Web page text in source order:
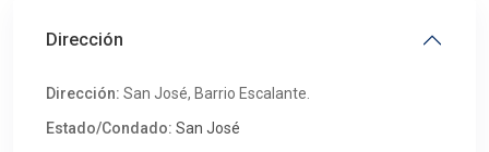
Dirección
Dirección: San José, Barrio Escalante.
Estado/Condado: San José